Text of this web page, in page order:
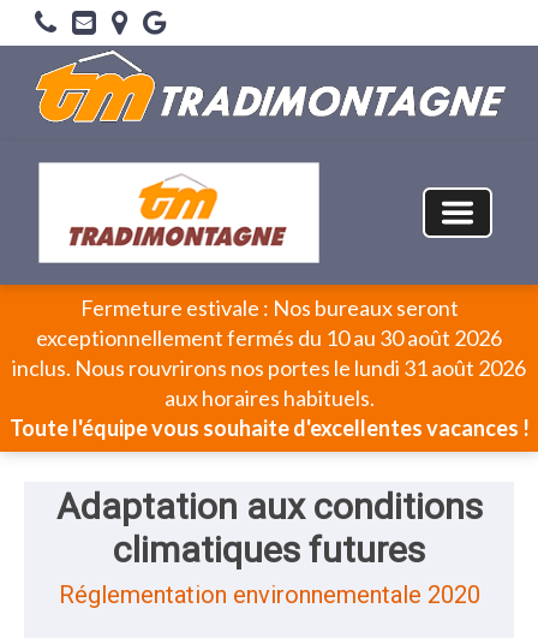
Fermeture estivale : Nos bureaux seront
exceptionnellement fermés du 10 au 30 août 2026
inclus. Nous rouvrirons nos portes le lundi 31 août 2026
aux horaires habituels.
Toute l'équipe vous souhaite d'excellentes vacances !
Adaptation aux conditions
climatiques futures
Réglementation environnementale 2020